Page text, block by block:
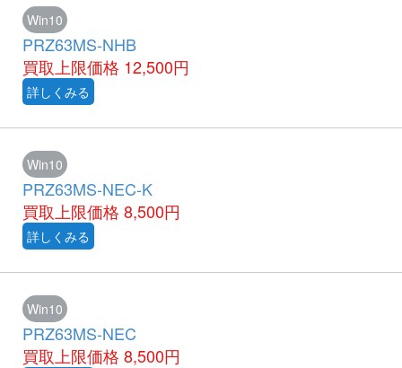
Win10
PRZ63MS-NHB
買取上限価格 12,500円
詳しくみる
Win10
PRZ63MS-NEC-K
買取上限価格 8,500円
詳しくみる
Win10
PRZ63MS-NEC
買取上限価格 8,500円